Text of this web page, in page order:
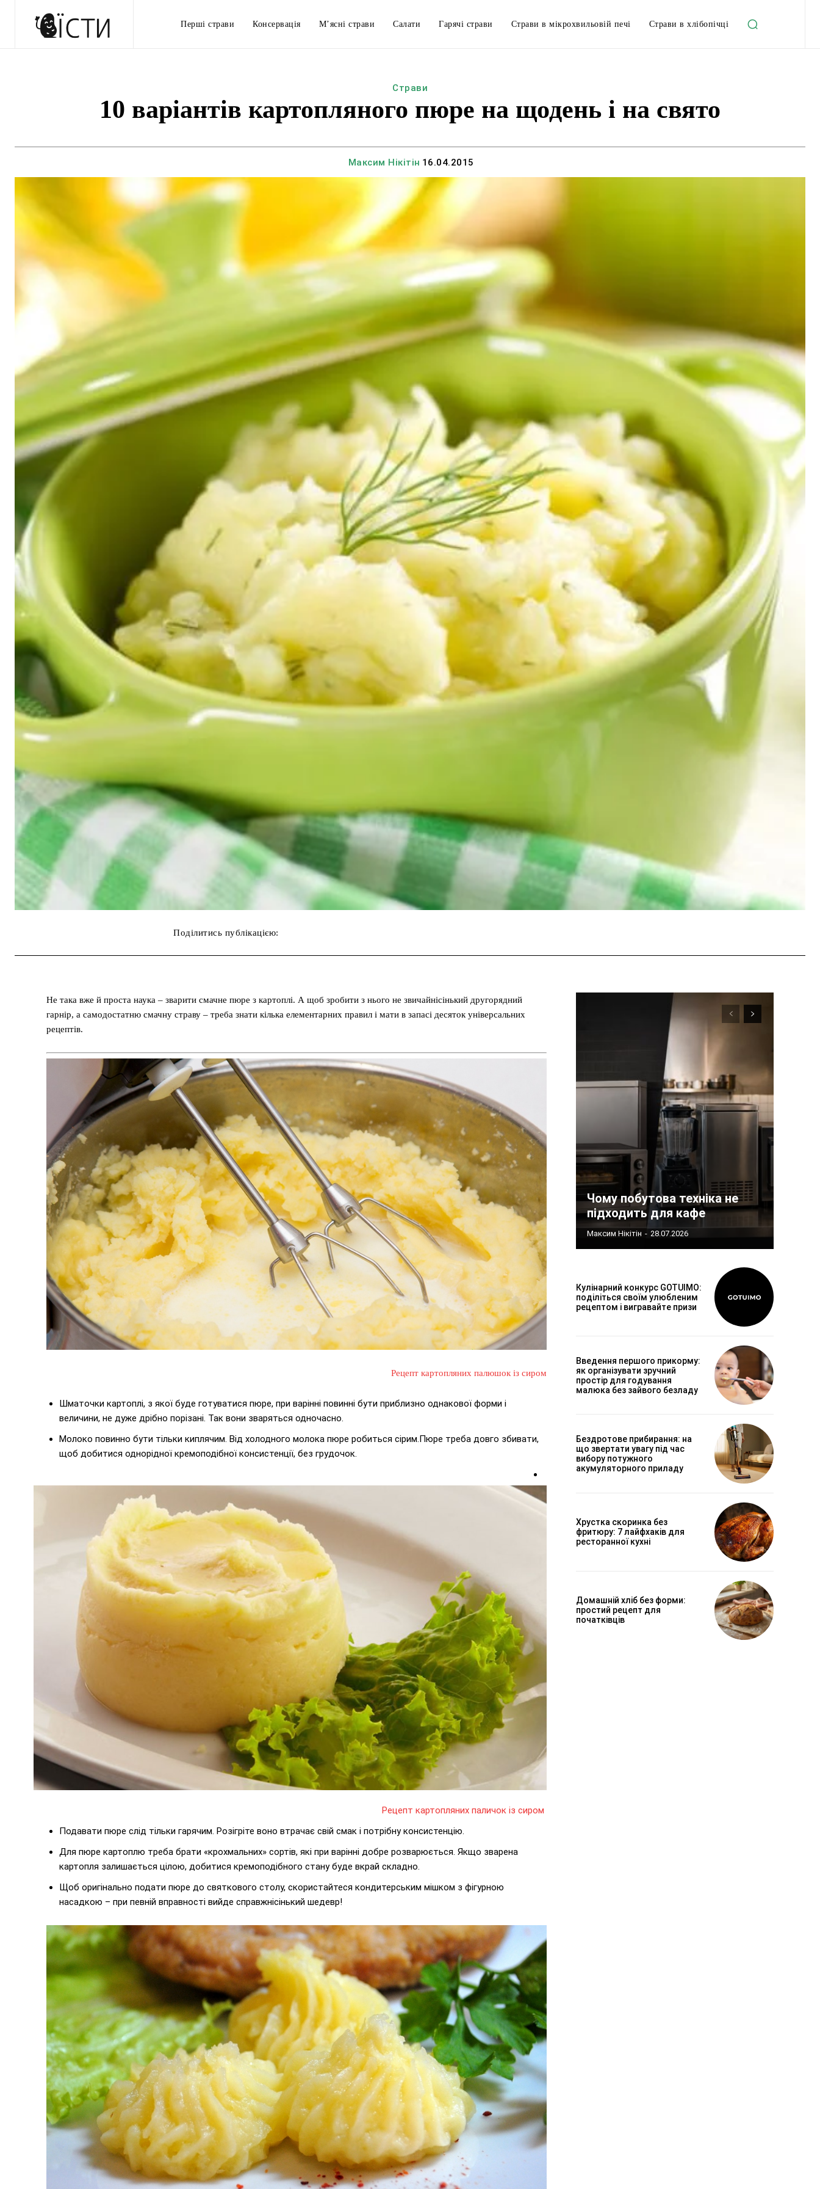
Перші страви Консервація М’ясні страви Салати Гарячі страви Страви в мікрохвильовій печі Страви в хлібопічці
Страви
10 варіантів картопляного пюре на щодень і на свято
Максим Нікітін 16.04.2015
Поділитись публікацією:
Не така вже й проста наука – зварити смачне пюре з картоплі. А щоб зробити з нього не звичайнісінький другорядний
гарнір, а самодостатню смачну страву – треба знати кілька елементарних правил і мати в запасі десяток універсальних
рецептів.
Рецепт картопляних палюшок із сиром
Шматочки картоплі, з якої буде готуватися пюре, при варінні повинні бути приблизно однакової форми і
величини, не дуже дрібно порізані. Так вони зваряться одночасно.
Молоко повинно бути тільки киплячим. Від холодного молока пюре робиться сірим.Пюре треба довго збивати,
щоб добитися однорідної кремоподібної консистенції, без грудочок.
Рецепт картопляних паличок із сиром
Подавати пюре слід тільки гарячим. Розігріте воно втрачає свій смак і потрібну консистенцію.
Для пюре картоплю треба брати «крохмальних» сортів, які при варінні добре розварюється. Якщо зварена
картопля залишається цілою, добитися кремоподібного стану буде вкрай складно.
Щоб оригінально подати пюре до святкового столу, скористайтеся кондитерським мішком з фігурною
насадкою – при певній вправності вийде справжнісінький шедевр!
Чому побутова техніка не
підходить для кафе
Максим Нікітін - 28.07.2026
Кулінарний конкурс GOTUIMO:
поділіться своїм улюбленим
рецептом і вигравайте призи
Введення першого прикорму:
як організувати зручний
простір для годування
малюка без зайвого безладу
Бездротове прибирання: на
що звертати увагу під час
вибору потужного
акумуляторного приладу
Хрустка скоринка без
фритюру: 7 лайфхаків для
ресторанної кухні
Домашній хліб без форми:
простий рецепт для
початківців